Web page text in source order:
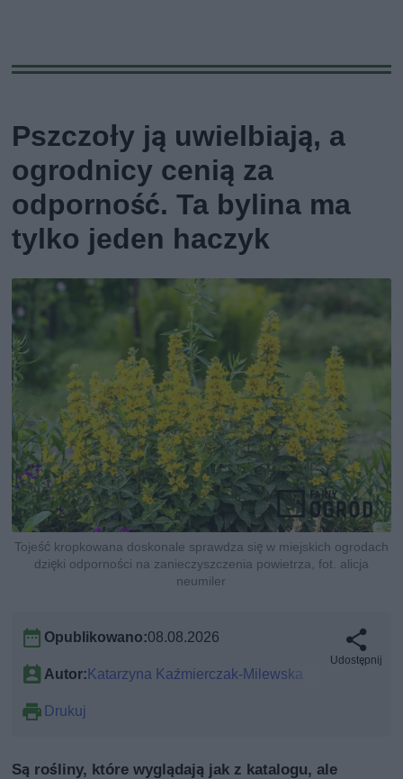
Pszczoły ją uwielbiają, a
ogrodnicy cenią za
odporność. Ta bylina ma
tylko jeden haczyk
Tojeść kropkowana doskonale sprawdza się w miejskich ogrodach
dzięki odporności na zanieczyszczenia powietrza, fot. alicja
neumiler
Opublikowano:08.08.2026
Autor:Katarzyna Kaźmierczak-Milewska
Drukuj
Udostępnij
Są rośliny, które wyglądają jak z katalogu, ale